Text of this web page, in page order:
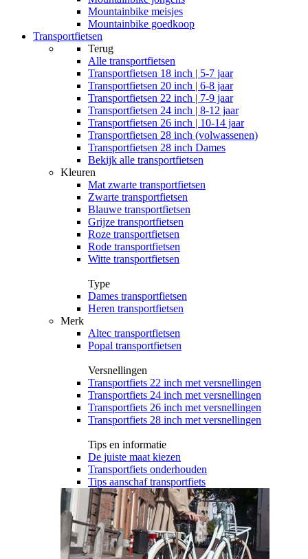
Mountainbike meisjes
Mountainbike goedkoop
Transportfietsen
Terug
Alle transportfietsen
Transportfietsen 18 inch | 5-7 jaar
Transportfietsen 20 inch | 6-8 jaar
Transportfietsen 22 inch | 7-9 jaar
Transportfietsen 24 inch | 8-12 jaar
Transportfietsen 26 inch | 10-14 jaar
Transportfietsen 28 inch (volwassenen)
Transportfietsen 28 inch Dames
Bekijk alle transportfietsen
Kleuren
Mat zwarte transportfietsen
Zwarte transportfietsen
Blauwe transportfietsen
Grijze transportfietsen
Roze transportfietsen
Rode transportfietsen
Witte transportfietsen
Type
Dames transportfietsen
Heren transportfietsen
Merk
Altec transportfietsen
Popal transportfietsen
Versnellingen
Transportfiets 22 inch met versnellingen
Transportfiets 24 inch met versnellingen
Transportfiets 26 inch met versnellingen
Transportfiets 28 inch met versnellingen
Tips en informatie
De juiste maat kiezen
Transportfiets onderhouden
Tips aanschaf transportfiets